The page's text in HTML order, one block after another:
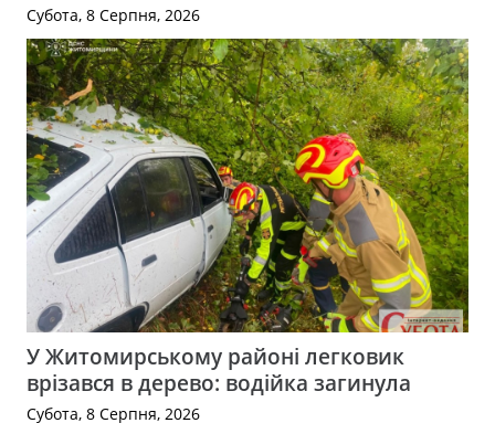
Субота, 8 Серпня, 2026
У Житомирському районі легковик
врізався в дерево: водійка загинула
Субота, 8 Серпня, 2026